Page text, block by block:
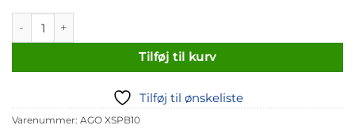
Tilføj til kurv
Tilføj til ønskeliste
Varenummer: AGO XSPB10